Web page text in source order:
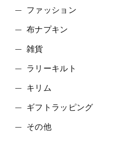
ファッション
布ナプキン
雑貨
ラリーキルト
キリム
ギフトラッピング
その他